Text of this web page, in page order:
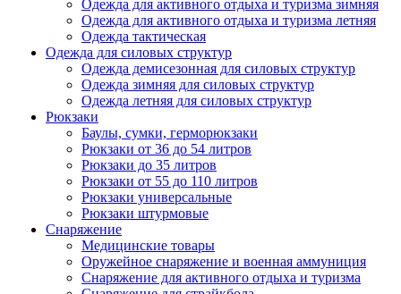
Одежда для активного отдыха и туризма зимняя
Одежда для активного отдыха и туризма летняя
Одежда тактическая
Одежда для силовых структур
Одежда демисезонная для силовых структур
Одежда зимняя для силовых структур
Одежда летняя для силовых структур
Рюкзаки
Баулы, сумки, герморюкзаки
Рюкзаки от 36 до 54 литров
Рюкзаки до 35 литров
Рюкзаки от 55 до 110 литров
Рюкзаки универсальные
Рюкзаки штурмовые
Снаряжение
Медицинские товары
Оружейное снаряжение и военная аммуниция
Снаряжение для активного отдыха и туризма